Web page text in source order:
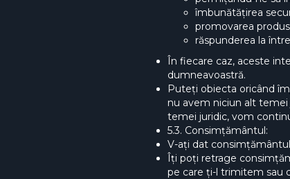
îmbunătățirea
promovarea
răspunderea la
În fiecare caz, aceste
dumneavoastră.
Puteți obiecta oricând
nu avem niciun alt
temei juridic, vom
5.3. Consimțământul:
V-ați dat
Îți poți retrage
pe care ți-l trimitem sau